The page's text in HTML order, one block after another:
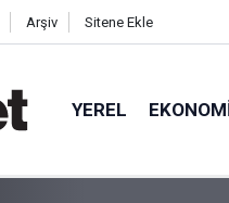
Arşiv Sitene Ekle
YEREL